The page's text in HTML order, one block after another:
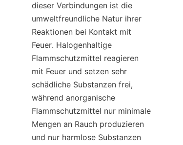
dieser Verbindungen ist die
umweltfreundliche Natur ihrer
Reaktionen bei Kontakt mit
Feuer. Halogenhaltige
Flammschutzmittel reagieren
mit Feuer und setzen sehr
schädliche Substanzen frei,
während anorganische
Flammschutzmittel nur minimale
Mengen an Rauch produzieren
und nur harmlose Substanzen